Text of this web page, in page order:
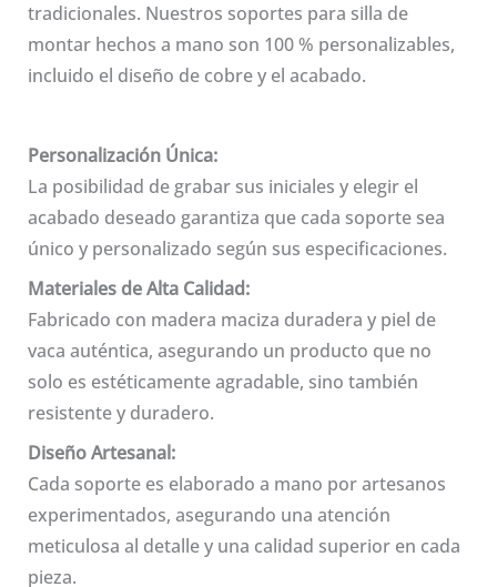
tradicionales. Nuestros soportes para silla de
montar hechos a mano son 100 % personalizables,
incluido el diseño de cobre y el acabado.
Personalización Única:
La posibilidad de grabar sus iniciales y elegir el
acabado deseado garantiza que cada soporte sea
único y personalizado según sus especificaciones.
Materiales de Alta Calidad:
Fabricado con madera maciza duradera y piel de
vaca auténtica, asegurando un producto que no
solo es estéticamente agradable, sino también
resistente y duradero.
Diseño Artesanal:
Cada soporte es elaborado a mano por artesanos
experimentados, asegurando una atención
meticulosa al detalle y una calidad superior en cada
pieza.